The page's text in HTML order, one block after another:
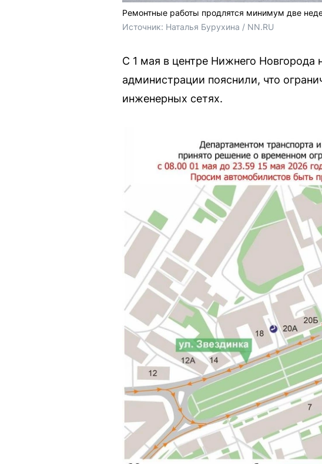
Ремонтные работы продлятся минимум две
Источник: Наталья Бурухина / NN.RU
С 1 мая в центре Нижнего Новгорода
администрации пояснили, что
инженерных сетях.